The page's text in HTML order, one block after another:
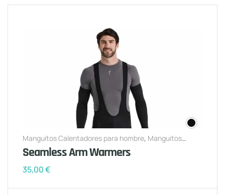
Manguitos Calentadores para hombre, Manguitos
Calentadores para mujer
Seamless Arm Warmers
35,00€